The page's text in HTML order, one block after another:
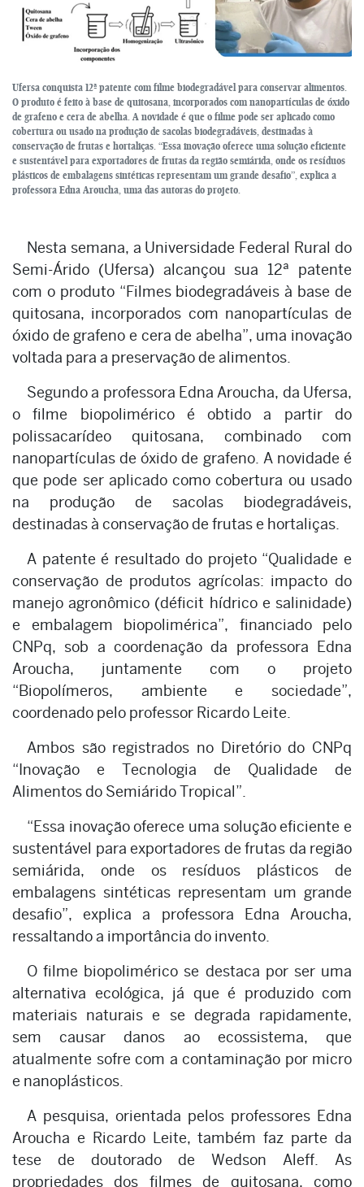
Ufersa conquista 12ª patente com filme biodegradável para conservar alimentos.
O produto é feito à base de quitosana, incorporados com nanopartículas de óxido
de grafeno e cera de abelha. A novidade é que o filme pode ser aplicado como
cobertura ou usado na produção de sacolas biodegradáveis, destinadas à
conservação de frutas e hortaliças. “Essa inovação oferece uma solução eficiente
e sustentável para exportadores de frutas da região semiárida, onde os resíduos
plásticos de embalagens sintéticas representam um grande desafio”, explica a
professora Edna Aroucha, uma das autoras do projeto.
Nesta semana, a Universidade Federal Rural do
Semi-Árido (Ufersa) alcançou sua 12ª patente
com o produto “Filmes biodegradáveis à base de
quitosana, incorporados com nanopartículas de
óxido de grafeno e cera de abelha”, uma inovação
voltada para a preservação de alimentos.
Segundo a professora Edna Aroucha, da Ufersa,
o filme biopolimérico é obtido a partir do
polissacarídeo quitosana, combinado com
nanopartículas de óxido de grafeno. A novidade é
que pode ser aplicado como cobertura ou usado
na produção de sacolas biodegradáveis,
destinadas à conservação de frutas e hortaliças.
A patente é resultado do projeto “Qualidade e
conservação de produtos agrícolas: impacto do
manejo agronômico (déficit hídrico e salinidade)
e embalagem biopolimérica”, financiado pelo
CNPq, sob a coordenação da professora Edna
Aroucha, juntamente com o projeto
“Biopolímeros, ambiente e sociedade”,
coordenado pelo professor Ricardo Leite.
Ambos são registrados no Diretório do CNPq
“Inovação e Tecnologia de Qualidade de
Alimentos do Semiárido Tropical”.
“Essa inovação oferece uma solução eficiente e
sustentável para exportadores de frutas da região
semiárida, onde os resíduos plásticos de
embalagens sintéticas representam um grande
desafio”, explica a professora Edna Aroucha,
ressaltando a importância do invento.
O filme biopolimérico se destaca por ser uma
alternativa ecológica, já que é produzido com
materiais naturais e se degrada rapidamente,
sem causar danos ao ecossistema, que
atualmente sofre com a contaminação por micro
e nanoplásticos.
A pesquisa, orientada pelos professores Edna
Aroucha e Ricardo Leite, também faz parte da
tese de doutorado de Wedson Aleff. As
propriedades dos filmes de quitosana, como